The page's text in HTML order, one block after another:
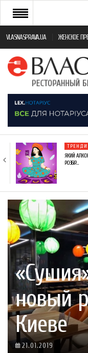
VLASNASPRAVA.UA ЖЕНСКОЕ
НОВИНИ РЕСТОРАННОГО
ЯК ВІДКРИТИ ТА УСПІШНО
МОНІТОРИНГ
ФРАНЧАЙЗИНГ
КНИГИ
ТРЕНДИ
ЯКИЙ
РОЗБІР…
новый
Киеве
21.01.2019